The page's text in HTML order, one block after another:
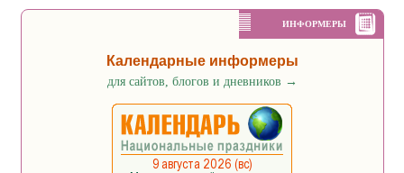
ИНФОРМЕРЫ
Календарные информеры
для сайтов, блогов и дневников →